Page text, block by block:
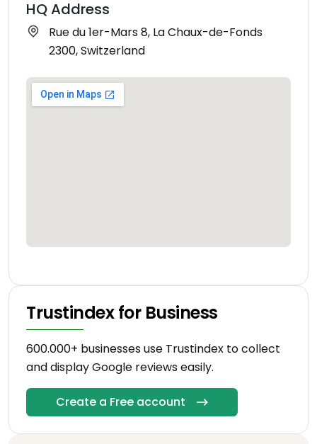
HQ Address
Rue du 1er-Mars 8, La Chaux-de-Fonds
2300, Switzerland
Trustindex for Business
600.000+ businesses use Trustindex to collect
and display Google reviews easily.
Create a Free account